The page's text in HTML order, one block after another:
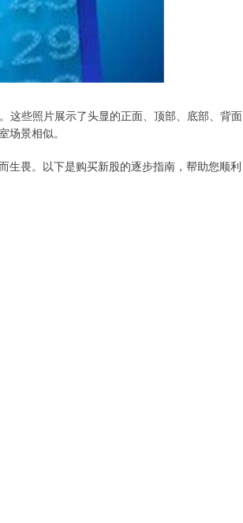
这些照片展示了头显的正面、顶部、底部、背面
景相似。
生畏。以下是购买新股的逐步指南，帮助您顺利